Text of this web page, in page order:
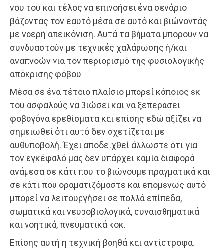
νου του και τέλος να επινοήσει ένα σενάριο
βάζοντας τον εαυτό μέσα σε αυτό και βιώνοντάς
με νοερή απεικόνιση. Αυτά τα βήματα μπορούν να
συνδυαστούν με τεχνικές χαλάρωσης ή/και
αναπνοών για τον περιορισμό της φυσιολογικής
απόκρισης φόβου.
Μέσα σε ένα τέτοιο πλαίσιο μπορεί κάποιος εκ
του ασφαλούς να βιώσει και να ξεπεράσει
φοβογόνα ερεθίσματα και επίσης εδώ αξίζει να
σημειωθεί ότι αυτό δεν σχετίζεται με
αυθυποβολή. Έχει αποδειχθεί άλλωστε ότι για
τον εγκέφαλό μας δεν υπάρχει καμία διαφορά
ανάμεσα σε κάτι που το βιώνουμε πραγματικά και
σε κάτι που οραματιζόμαστε και επομένως αυτό
μπορεί να λειτουργήσει σε πολλά επίπεδα,
σωματικά και νευροβιολογικά, συναισθηματικά
και νοητικά, πνευματικά κοκ.
Επίσης αυτή η τεχνική βοηθά και αντίστροφα,